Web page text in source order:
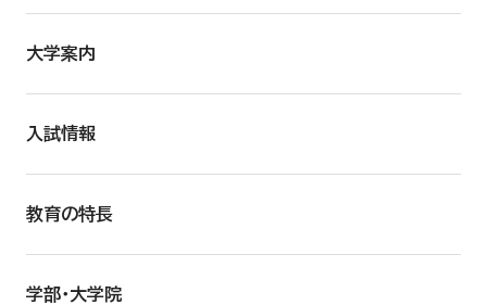
大学案内
入試情報
教育の特長
学部・大学院